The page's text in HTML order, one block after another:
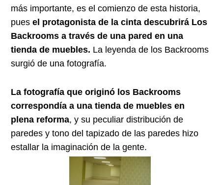
más importante, es el comienzo de esta historia,
puesel protagonista de la cinta descubrirá Los
Backrooms a través de una pared en una
tienda de muebles. La leyenda de los Backrooms
surgió de una fotografía.
La fotografía que originó los Backrooms
correspondía a una tienda de muebles en
plena reforma, y su peculiar distribución de
paredes y tono del tapizado de las paredes hizo
estallar la imaginación de la gente.